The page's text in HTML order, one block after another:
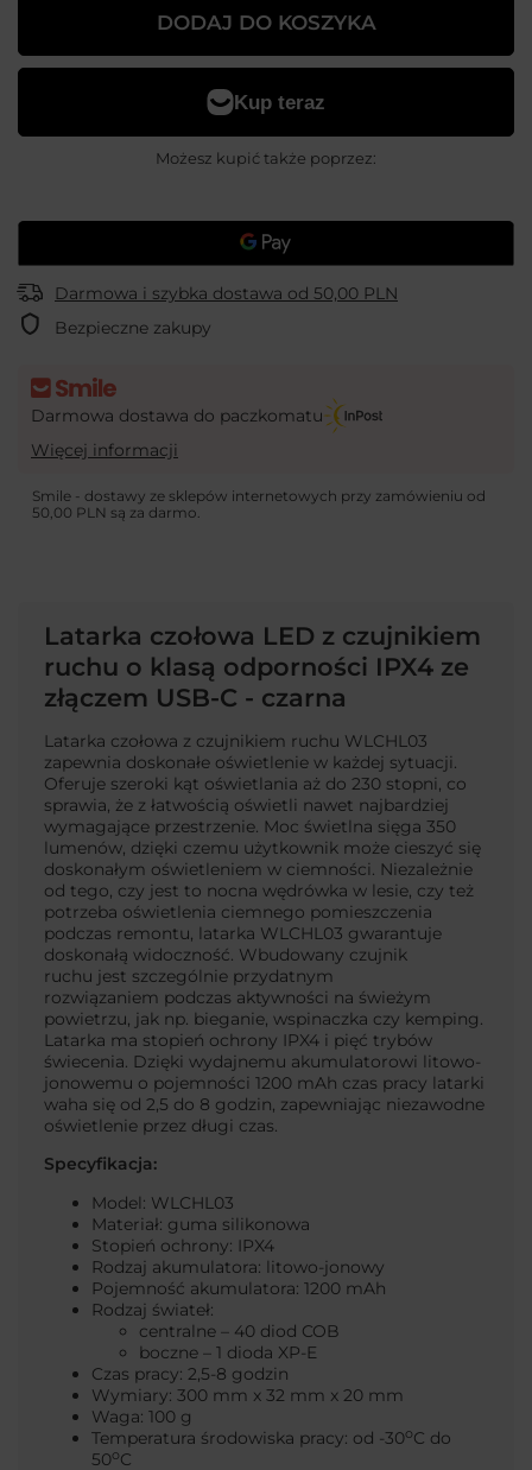
DODAJ DO KOSZYKA
Możesz kupić także poprzez:
Darmowa i szybka dostawa od 50,00 PLN
Bezpieczne zakupy
Darmowa dostawa do paczkomatu
Więcej informacji
Smile - dostawy ze sklepów internetowych przy zamówieniu od
50,00 PLN są za darmo.
Latarka czołowa LED z czujnikiem
ruchu o klasą odporności IPX4 ze
złączem USB-C - czarna
Latarka czołowa z czujnikiem ruchu WLCHL03
zapewnia doskonałe oświetlenie w każdej sytuacji.
Oferuje szeroki kąt oświetlania aż do 230 stopni, co
sprawia, że z łatwością oświetli nawet najbardziej
wymagające przestrzenie. Moc świetlna sięga 350
lumenów, dzięki czemu użytkownik może cieszyć się
doskonałym oświetleniem w ciemności. Niezależnie
od tego, czy jest to nocna wędrówka w lesie, czy też
potrzeba oświetlenia ciemnego pomieszczenia
podczas remontu, latarka WLCHL03 gwarantuje
doskonałą widoczność. Wbudowany czujnik
ruchu jest szczególnie przydatnym
rozwiązaniem podczas aktywności na świeżym
powietrzu, jak np. bieganie, wspinaczka czy kemping.
Latarka ma stopień ochrony IPX4 i pięć trybów
świecenia. Dzięki wydajnemu akumulatorowi litowo-
jonowemu o pojemności 1200 mAh czas pracy latarki
waha się od 2,5 do 8 godzin, zapewniając niezawodne
oświetlenie przez długi czas.
Specyfikacja:
Model: WLCHL03
Materiał: guma silikonowa
Stopień ochrony: IPX4
Rodzaj akumulatora: litowo-jonowy
Pojemność akumulatora: 1200 mAh
Rodzaj świateł:
centralne – 40 diod COB
boczne – 1 dioda XP-E
Czas pracy: 2,5-8 godzin
Wymiary: 300 mm x 32 mm x 20 mm
Waga: 100 g
Temperatura środowiska pracy: od -30oC do
50oC